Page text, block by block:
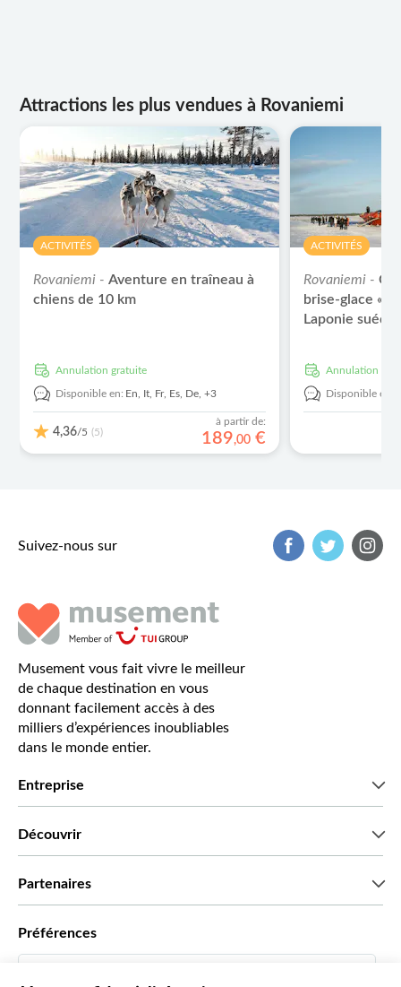
Attractions les plus vendues à Rovaniemi
ACTIVITÉS
Rovaniemi -Aventure en traîneau à
chiens de 10 km
Annulation gratuite
Disponible en: En, It, Fr, Es, De,+3
4,36/5 (5)
à partir de:
189,00 €
ACTIVITÉS
Rovaniemi -
brise-glace «
Laponie
Annulation
Disponible en:
Suivez-nous sur
Musement vous fait vivre le meilleur
de chaque destination en vous
donnant facilement accès à des
milliers d’expériences inoubliables
dans le monde entier.
Entreprise
Découvrir
Partenaires
Préférences